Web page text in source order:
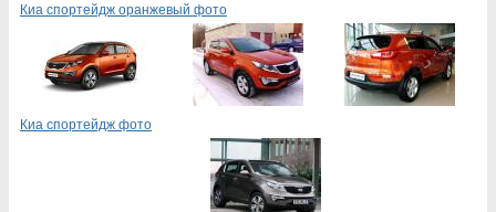
Киа спортейдж оранжевый фото
Киа спортейдж фото